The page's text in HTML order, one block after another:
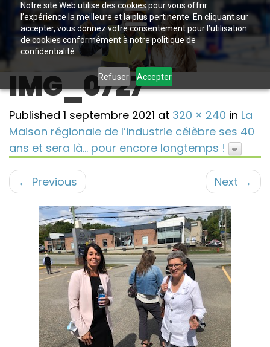
Notre site Web utilise des cookies pour vous offrir
l’expérience la meilleure et la plus pertinente. En cliquant sur
accepter, vous donnez votre consentement pour l’utilisation
de cookies conformément à notre politique de
confidentialité.
Refuser Accepter
IMG_0727
Published 1 septembre 2021 at 320 × 240 in La
Maison régionale de l’industrie célèbre ses 40
ans et sera là… pour encore longtemps !
← Previous Next →